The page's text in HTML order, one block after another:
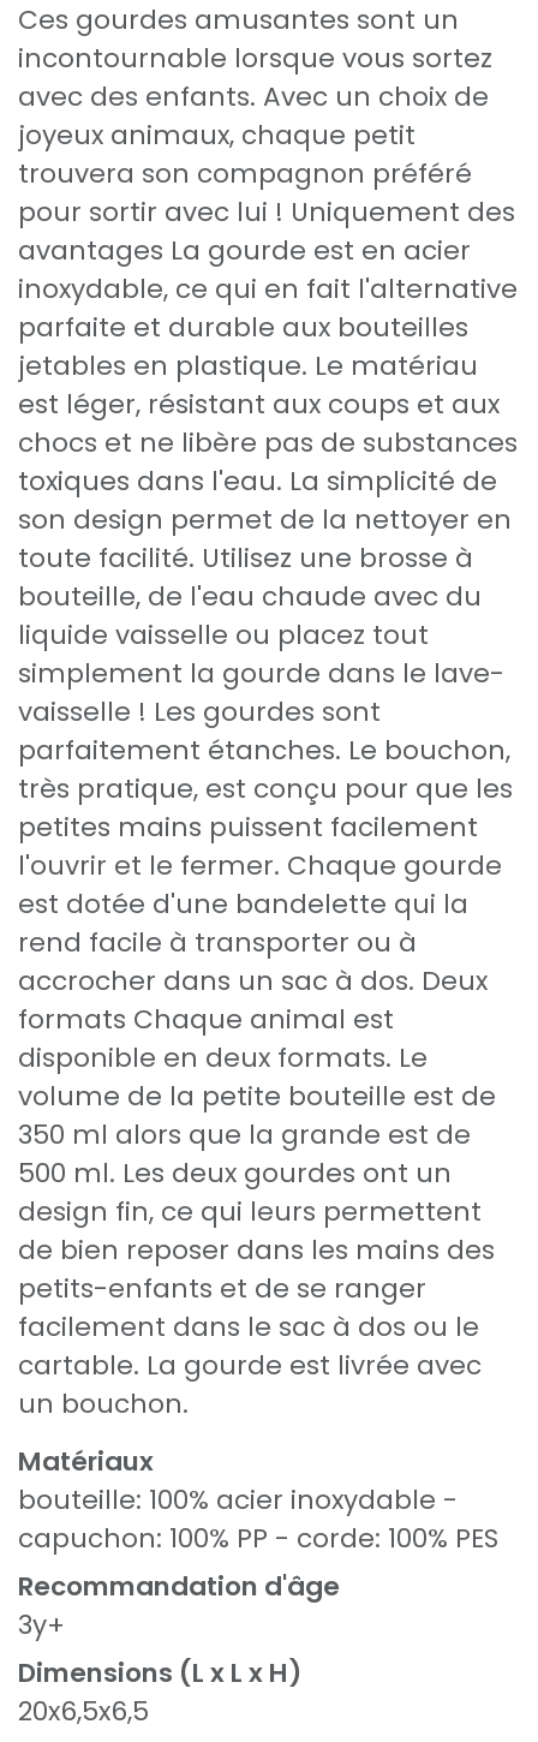
Ces gourdes amusantes sont un
incontournable lorsque vous sortez
avec des enfants. Avec un choix de
joyeux animaux, chaque petit
trouvera son compagnon préféré
pour sortir avec lui ! Uniquement des
avantages La gourde est en acier
inoxydable, ce qui en fait l'alternative
parfaite et durable aux bouteilles
jetables en plastique. Le matériau
est léger, résistant aux coups et aux
chocs et ne libère pas de substances
toxiques dans l'eau. La simplicité de
son design permet de la nettoyer en
toute facilité. Utilisez une brosse à
bouteille, de l'eau chaude avec du
liquide vaisselle ou placez tout
simplement la gourde dans le lave-
vaisselle ! Les gourdes sont
parfaitement étanches. Le bouchon,
très pratique, est conçu pour que les
petites mains puissent facilement
l'ouvrir et le fermer. Chaque gourde
est dotée d'une bandelette qui la
rend facile à transporter ou à
accrocher dans un sac à dos. Deux
formats Chaque animal est
disponible en deux formats. Le
volume de la petite bouteille est de
350 ml alors que la grande est de
500 ml. Les deux gourdes ont un
design fin, ce qui leurs permettent
de bien reposer dans les mains des
petits-enfants et de se ranger
facilement dans le sac à dos ou le
cartable. La gourde est livrée avec
un bouchon.
Matériaux
bouteille: 100% acier inoxydable -
capuchon: 100% PP - corde: 100% PES
Recommandation d'âge
3y+
Dimensions (L x L x H)
20x6,5x6,5